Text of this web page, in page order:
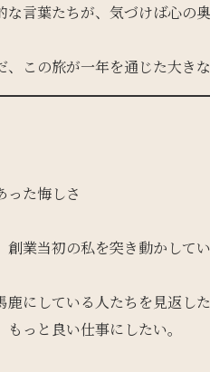
な言葉たちが、気づけば心の
、この旅が一年を通じた大き
った悔しさ
創業当初の私を突き動かして
鹿にしている人たちを見返した
っと良い仕事にしたい。